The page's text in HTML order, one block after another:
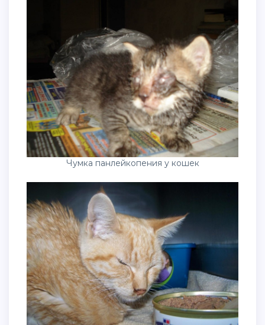
Чумка панлейкопения у кошек